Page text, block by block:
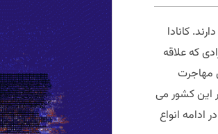
کانادا
که علاقه
مهاجرت
این کشور می
انواع